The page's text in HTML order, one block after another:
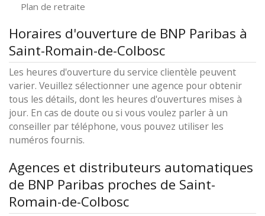
Plan de retraite
Horaires d'ouverture de BNP Paribas à
Saint-Romain-de-Colbosc
Les heures d'ouverture du service clientèle peuvent
varier. Veuillez sélectionner une agence pour obtenir
tous les détails, dont les heures d'ouvertures mises à
jour. En cas de doute ou si vous voulez parler à un
conseiller par téléphone, vous pouvez utiliser les
numéros fournis.
Agences et distributeurs automatiques
de BNP Paribas proches de Saint-
Romain-de-Colbosc